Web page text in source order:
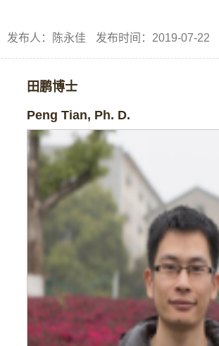
发布人：陈永佳 发布时间：2019-07-22
田鹏博士
Peng Tian, Ph. D.